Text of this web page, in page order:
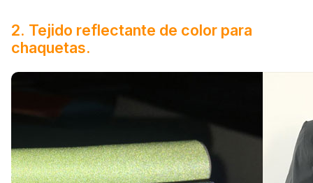
2. Tejido reflectante de color para
chaquetas.